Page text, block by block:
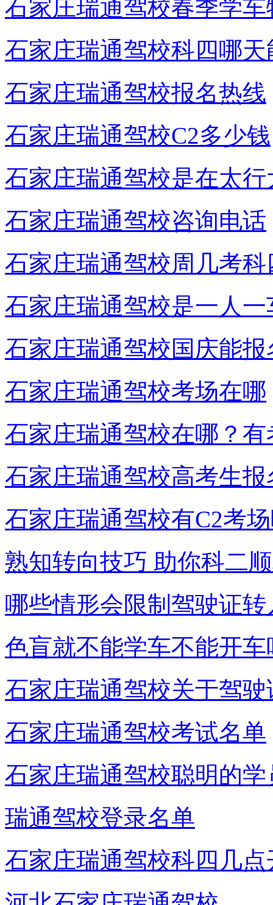
石家庄瑞通驾校春季学车
石家庄瑞通驾校科四哪天
石家庄瑞通驾校报名热线
石家庄瑞通驾校C2多少钱
石家庄瑞通驾校是在太
石家庄瑞通驾校咨询电话
石家庄瑞通驾校周几考科
石家庄瑞通驾校是一人一
石家庄瑞通驾校国庆能报
石家庄瑞通驾校考场在哪
石家庄瑞通驾校在哪？
石家庄瑞通驾校高考生报
石家庄瑞通驾校有C2考
熟知转向技巧 助你科二
哪些情形会限制驾驶证转
色盲就不能学车不能开车
石家庄瑞通驾校关于驾
石家庄瑞通驾校考试名单
石家庄瑞通驾校聪明的
瑞通驾校登录名单
石家庄瑞通驾校科四几